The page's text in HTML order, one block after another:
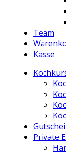
Team
Kasse
Private